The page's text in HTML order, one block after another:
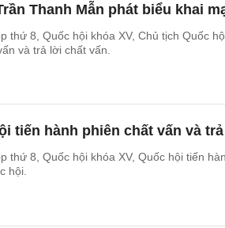
Thanh Mẫn phát biểu khai
thứ 8, Quốc hội khóa XV, Chủ tịch Quốc
và trả lời chất vấn.
tiến hành phiên chất vấn và
thứ 8, Quốc hội khóa XV, Quốc hội tiến
hội.